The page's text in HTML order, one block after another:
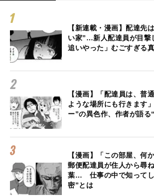
【新連載・漫画】配達先
い家”…新人配達員が目撃
追いやった」むごすぎる
【漫画】「配達員は、普
ような場所にも行きます
ー”の異色作、作者が語る
【漫画】「この部屋、何
郵便配達員が住人から尋
葉… 仕事の中で知ってし
密”とは